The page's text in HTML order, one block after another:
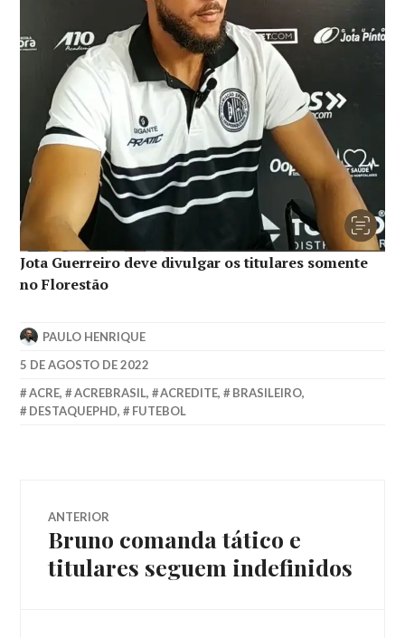
Jota Guerreiro deve divulgar os titulares somente
no Florestão
PAULO HENRIQUE
5 DE AGOSTO DE 2022
ACRE, ACREBRASIL, ACREDITE, BRASILEIRO,
DESTAQUEPHD, FUTEBOL
ANTERIOR
Bruno comanda tático e
titulares seguem indefinidos